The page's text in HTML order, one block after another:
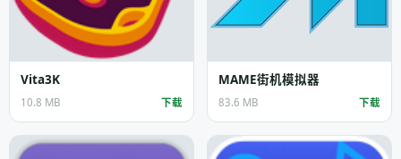
Vita3K
10.8 MB 下载
MAME街机模拟器
83.6 MB 下载